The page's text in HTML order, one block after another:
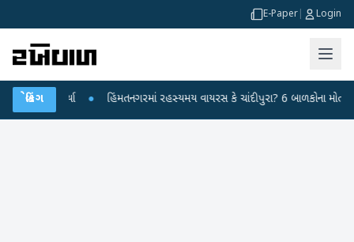
E-Paper Login
બ્રેકિંગ
કર્યા ● હિંમતનગરમાં રહસ્યમય વાયરસ કે ચાંદીપુરા? 6 બાળકોના મોતથી ફફડાટ